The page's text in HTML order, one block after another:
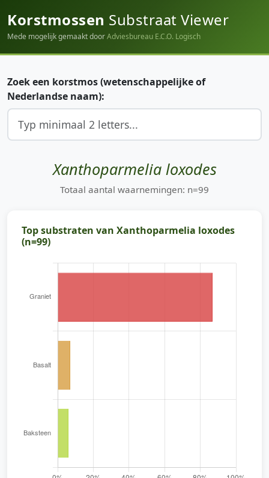
Korstmossen Substraat Viewer
Mede mogelijk gemaakt doorAdviesbureau E.C.O. Logisch
Zoek een korstmos (wetenschappelijke of
Nederlandse naam):
Xanthoparmelia loxodes
Totaal aantal waarnemingen: n=99
Top substraten van Xanthoparmelia loxodes
(n=99)